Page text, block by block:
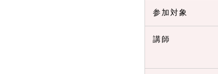
参加対象
講師